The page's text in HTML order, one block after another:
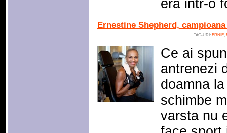
era intr-o
Ernestine Shepherd,
TAG-URI: ERNIE,
Ce ai
antrenezi
doamna
schimbe
varsta nu